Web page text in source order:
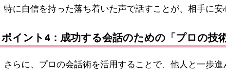
特に自信を持った落ち着いた声で話すことが、相手に安
ポイント4：成功する会話のための「プロの技術
さらに、プロの会話術を活用することで、他人と一歩進